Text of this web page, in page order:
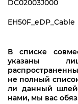
DC02003J000
EH50F_eDP_Cable
В списке
указаны
не полный
ли данный
нами, мы вас